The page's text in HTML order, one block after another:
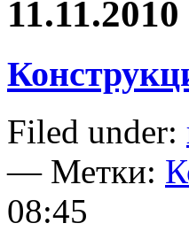
11.11.2010
Filed under:
— Метки:
08:45